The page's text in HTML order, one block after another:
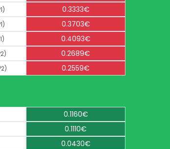
0.3333€
0.3703€
0.4093€
0.2689€
0.2559€
0.1160€
0.1110€
0.0430€